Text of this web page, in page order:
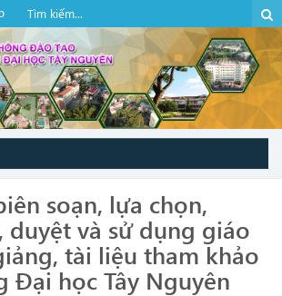
soạn, lựa chọn,
duyệt và sử dụng giáo
tài liệu tham khảo
Đại học Tây Nguyên